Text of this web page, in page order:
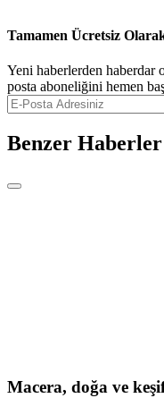
Tamamen Ücretsiz
Yeni haberlerden haberdar
posta aboneliğini hemen
Benzer Haberler
Macera, doğa ve